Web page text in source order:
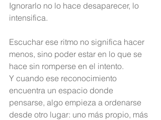
Ignorarlo no lo hace desaparecer, lo
intensifica.
Escuchar ese ritmo no significa hacer
menos, sino poder estar en lo que se
hace sin romperse en el intento.
Y cuando ese reconocimiento
encuentra un espacio donde
pensarse, algo empieza a ordenarse
desde otro lugar: uno más propio, más